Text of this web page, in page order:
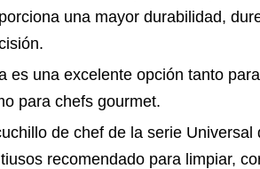
una mayor durabilidad,
es una excelente opción tanto
para chefs gourmet.
de chef de la serie
recomendado para limpiar,